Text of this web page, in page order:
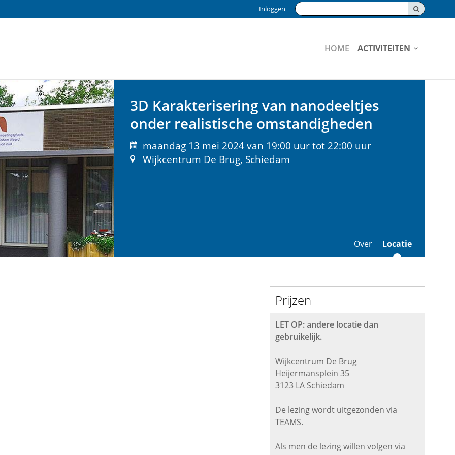
Zoeken:
Inloggen
HOME ACTIVITEITEN
3D Karakterisering van nanodeeltjes
onder realistische omstandigheden
maandag 13 mei 2024 van 19:00 uur tot 22:00 uur
Wijkcentrum De Brug, Schiedam
Over Locatie
Prijzen
LET OP: andere locatie dan
gebruikelijk.
Wijkcentrum De Brug
Heijermansplein 35
3123 LA Schiedam
De lezing wordt uitgezonden via
TEAMS.
Als men de lezing willen volgen via